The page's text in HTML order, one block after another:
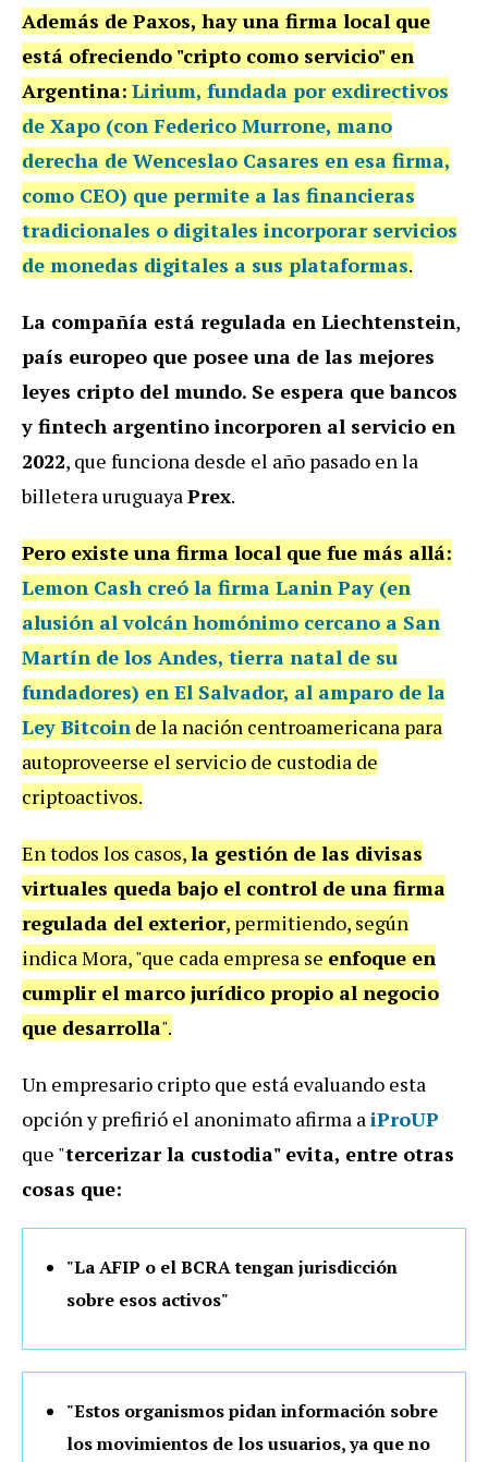
Además de Paxos, hay una firma local que
está ofreciendo "cripto como servicio" en
Argentina: Lirium, fundada por exdirectivos
de Xapo (con Federico Murrone, mano
derecha de Wenceslao Casares en esa firma,
como CEO) que permite a las financieras
tradicionales o digitales incorporar servicios
de monedas digitales a sus plataformas.
La compañía está regulada en Liechtenstein,
país europeo que posee una de las mejores
leyes cripto del mundo. Se espera quebancos
y fintech argentino incorporen al servicio en
2022, que funciona desde el año pasado en la
billetera uruguayaPrex.
Pero existe una firma local que fue más allá:
Lemon Cash creó la firma Lanin Pay (en
alusión al volcán homónimo cercano a San
Martín de los Andes, tierra natal de su
fundadores) en El Salvador, al amparo de la
Ley Bitcoin de la nación centroamericana para
autoproveerse el servicio de custodia de
criptoactivos.
En todos los casos,la gestión de las divisas
virtuales queda bajo el control de una firma
regulada del exterior, permitiendo, según
indica Mora, "que cada empresa se enfoque en
cumplir el marco jurídico propio al negocio
que desarrolla".
Un empresario cripto que está evaluando esta
opción y prefirió el anonimato afirma aiProUP
que "tercerizar la custodia" evita, entre otras
cosas que:
"La AFIP o el BCRA tengan jurisdicción
sobre esos activos"
"Estos organismos pidan información sobre
los movimientos de los usuarios, ya que no